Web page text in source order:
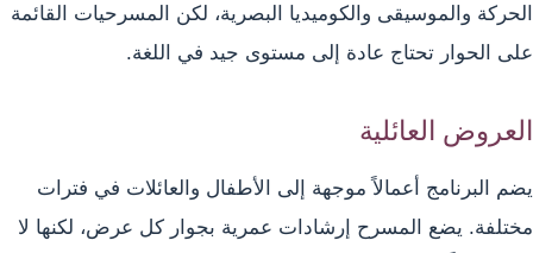
الحركة والموسيقى والكوميديا البصرية، لكن المسرحيات القائمة
على الحوار تحتاج عادة إلى مستوى جيد في اللغة.
العروض العائلية
يضم البرنامج أعمالاً موجهة إلى الأطفال والعائلات في فترات
مختلفة. يضع المسرح إرشادات عمرية بجوار كل عرض، لكنها لا